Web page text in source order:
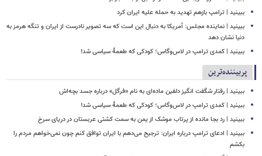
ببینید | ترامپ بازهم تهدید به حمله علیه ایران کرد
ببینید | نماینده مجلس: آمریکا به دنبال این است که سه تصویر نادرست از ایران و تنگه هرمز به
دنیا نشان دهد
ببینید | کمدی ترامپ در لاس‌وگاس؛ کودکی که طعمۀ سیاسی شد!
پربیننده‌ترین
ببینید | رفتار شگفت انگیز دلفین ماده‌ای به نام «فرگل» درباره جسد بچه‌اش
ببینید | کمدی ترامپ در لاس‌وگاس؛ کودکی که طعمۀ سیاسی شد!
ببینید | رد بجا مانده از پرتاب موشک از یمن به سمت کشتی‌ عربستان در دریای سرخ
ببینید | ادعای ترامپ درباره ایران: ترجیح می‌دهم با ایران توافق کنم چون نمی‌خواهم مردم را
بکشم